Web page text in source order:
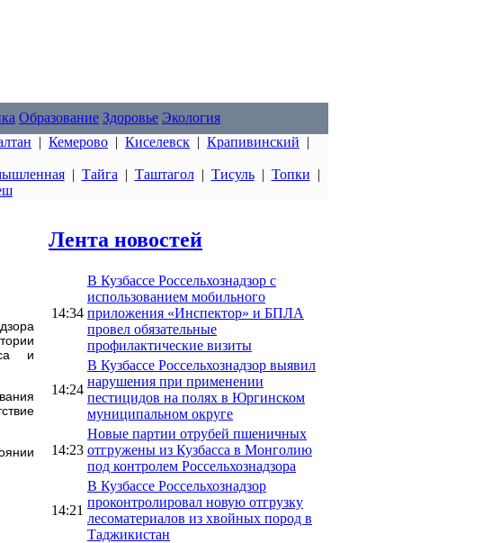
Образование Здоровье Экология
| Кемерово | Киселевск | Крапивинский |
| Тайга | Таштагол| Тисуль| Топки |
и
Лента новостей
14:34
В Кузбассе Россельхознадзор с
использованием мобильного
приложения «Инспектор» и БПЛА
провел обязательные
профилактические визиты
14:24
В Кузбассе Россельхознадзор выявил
нарушения при применении
пестицидов на полях в Юргинском
муниципальном округе
14:23
Новые партии отрубей пшеничных
отгружены из Кузбасса в Монголию
под контролем Россельхознадзора
14:21
В Кузбассе Россельхознадзор
проконтролировал новую отгрузку
лесоматериалов из хвойных пород в
Таджикистан